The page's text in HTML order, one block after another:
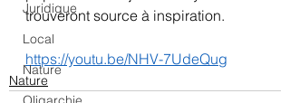
Juridique
Local
Nature
trouveront source à inspiration.
https://youtu.be/NHV-7UdeQug
Nature